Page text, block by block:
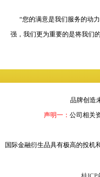
“您的满意是我们服务的动
强，我们更为重要的是将我们
品牌创造
声明一： 公司相关
国际金融衍生品具有极高的投机